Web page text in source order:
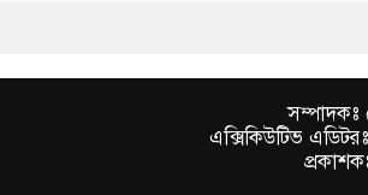
এক্সিকিউটিভ